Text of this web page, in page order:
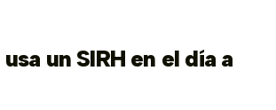
un SIRH en el día a